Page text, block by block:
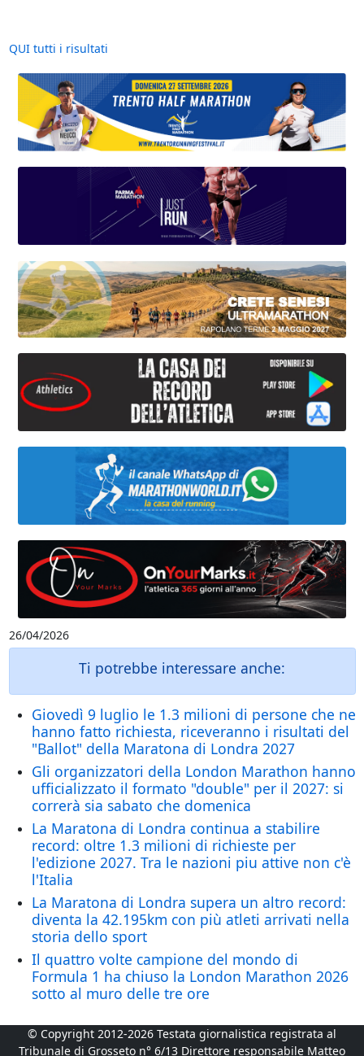
QUI tutti i risultati
26/04/2026
Ti potrebbe interessare anche:
Giovedì 9 luglio le 1.3 milioni di persone che ne
hanno fatto richiesta, riceveranno i risultati del
"Ballot" della Maratona di Londra 2027
Gli organizzatori della London Marathon hanno
ufficializzato il formato "double" per il 2027: si
correrà sia sabato che domenica
La Maratona di Londra continua a stabilire
record: oltre 1.3 milioni di richieste per
l'edizione 2027. Tra le nazioni piu attive non c'è
l'Italia
La Maratona di Londra supera un altro record:
diventa la 42.195km con più atleti arrivati nella
storia dello sport
Il quattro volte campione del mondo di
Formula 1 ha chiuso la London Marathon 2026
sotto al muro delle tre ore
© Copyright 2012-2026 Testata giornalistica registrata al
Tribunale di Grosseto n° 6/13 Direttore responsabile Matteo